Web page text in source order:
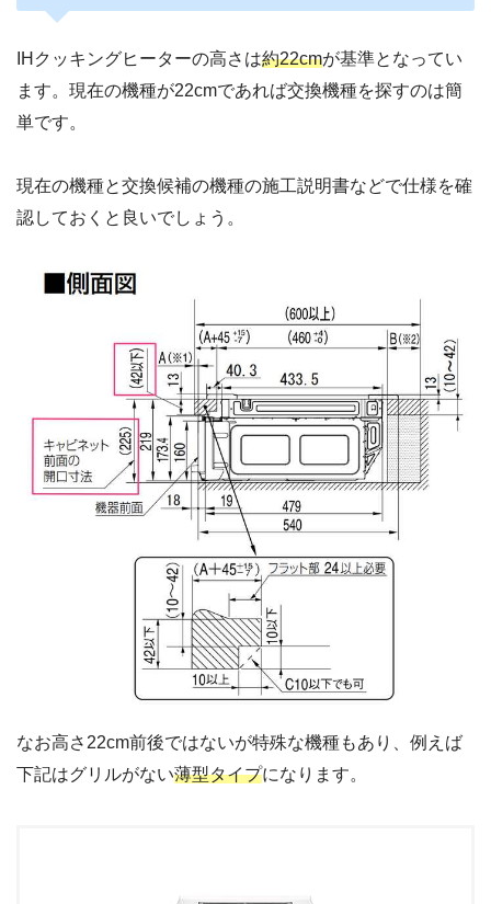
IHクッキングヒーターの高さは約22cmが基準となってい
ます。現在の機種が22cmであれば交換機種を探すのは簡
単です。
現在の機種と交換候補の機種の施工説明書などで仕様を確
認しておくと良いでしょう。
なお高さ22cm前後ではないが特殊な機種もあり、例えば
下記はグリルがない薄型タイプになります。